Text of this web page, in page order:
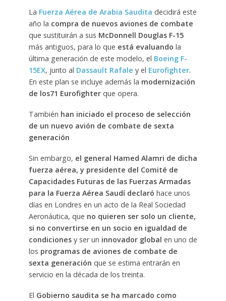
La Fuerza Aérea de Arabia Saudita decidirá este
año la compra de nuevos aviones de combate
que sustituirán a sus McDonnell Douglas F-15
más antiguos, para lo que está evaluando la
última generación de este modelo, el Boeing F-
15EX, junto al Dassault Rafale y el Eurofighter.
En este plan se incluye además la modernización
de los71 Eurofighterque opera.
También han iniciado el proceso de selección
de un nuevo avión de combate de sexta
generación
Sin embargo, el general Hamed Alamri de dicha
fuerza aérea, y presidente del Comité de
Capacidades Futuras de las Fuerzas Armadas
para la Fuerza Aérea Saudí declaró hace unos
días en Londres en un acto de la Real Sociedad
Aeronáutica, que no quieren ser solo un cliente,
si no convertirse en un socio en igualdad de
condiciones y ser un innovador global en uno de
los programas de aviones de combate de
sexta generación que se estima entrarán en
servicio en la década de los treinta.
El Gobierno saudita se ha marcado como